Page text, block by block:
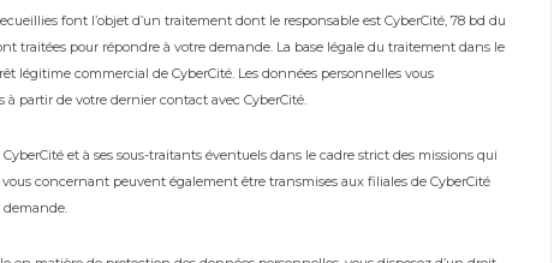
font l’objet d’un traitement dont le responsable est CyberCité, 78 bd du
traitées pour répondre à votre demande. La base légale du traitement dans le
légitime commercial de CyberCité. Les données personnelles vous
partir de votre dernier contact avec CyberCité.
et à ses sous-traitants éventuels dans le cadre strict des missions qui
concernant peuvent également être transmises aux filiales de CyberCité
demande.